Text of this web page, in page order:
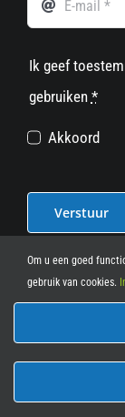
Ik geef
gebruiken *
Akkoord
Verstuur
© 2012 - 2026•
Om u een goed
gebruik van cookies.